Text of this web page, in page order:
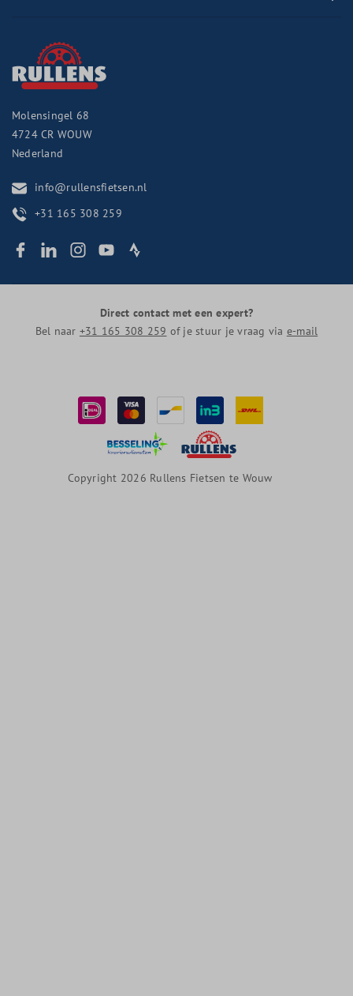
Molensingel 68
4724 CR WOUW
Nederland
info@rullensfietsen.nl
+31 165 308 259
Direct contact met een expert?
Bel naar +31 165 308 259 of je stuur je vraag via e-mail
Copyright 2026 Rullens Fietsen te Wouw